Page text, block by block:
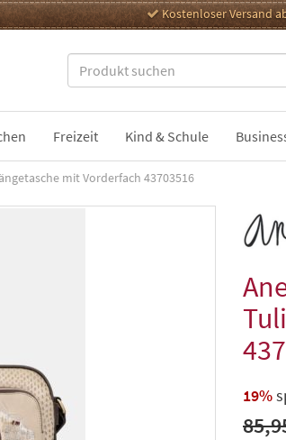
Kostenloser Versand
Freizeit Kind & Schule
mit Vorderfach 43703516
19%